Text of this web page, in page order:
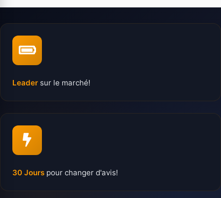
Leader sur le marché!
30 Jours pour changer d'avis!